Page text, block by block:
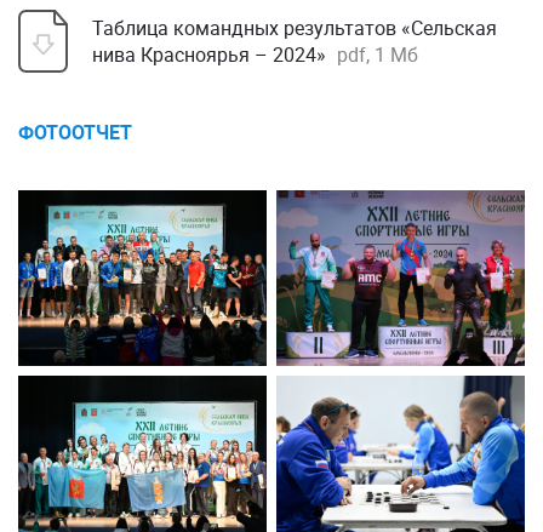
Таблица командных результатов «Сельская
нива Красноярья – 2024» pdf, 1 Мб
ФОТООТЧЕТ